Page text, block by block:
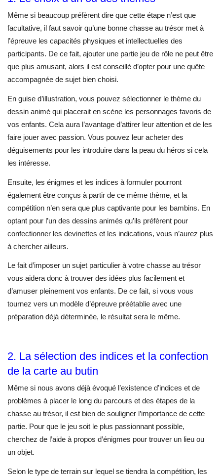
Même si beaucoup préfèrent dire que cette étape n’est que
facultative, il faut savoir qu’une bonne chasse au trésor met à
l’épreuve les capacités physiques et intellectuelles des
participants. De ce fait, ajouter une partie jeu de rôle ne peut être
que plus amusant, alors il est conseillé d’opter pour une quête
accompagnée de sujet bien choisi.
En guise d’illustration, vous pouvez sélectionner le thème du
dessin animé qui placerait en scène les personnages favoris de
vos enfants. Cela aura l’avantage d’attirer leur attention et de les
faire jouer avec passion. Vous pouvez leur acheter des
déguisements pour les introduire dans la peau du héros si cela
les intéresse.
Ensuite, les énigmes et les indices à formuler pourront
également être conçus à partir de ce même thème, et la
compétition n’en sera que plus captivante pour les bambins. En
optant pour l’un des dessins animés qu’ils préfèrent pour
confectionner les devinettes et les indications, vous n’aurez plus
à chercher ailleurs.
Le fait d’imposer un sujet particulier à votre chasse au trésor
vous aidera donc à trouver des idées plus facilement et
d’amuser pleinement vos enfants. De ce fait, si vous vous
tournez vers un modèle d’épreuve préétablie avec une
préparation déjà déterminée, le résultat sera le même.
2. La sélection des indices et la confection
de la carte au butin
Même si nous avons déjà évoqué l’existence d’indices et de
problèmes à placer le long du parcours et des étapes de la
chasse au trésor, il est bien de souligner l’importance de cette
partie. Pour que le jeu soit le plus passionnant possible,
cherchez de l’aide à propos d’énigmes pour trouver un lieu ou
un objet.
Selon le type de terrain sur lequel se tiendra la compétition, les